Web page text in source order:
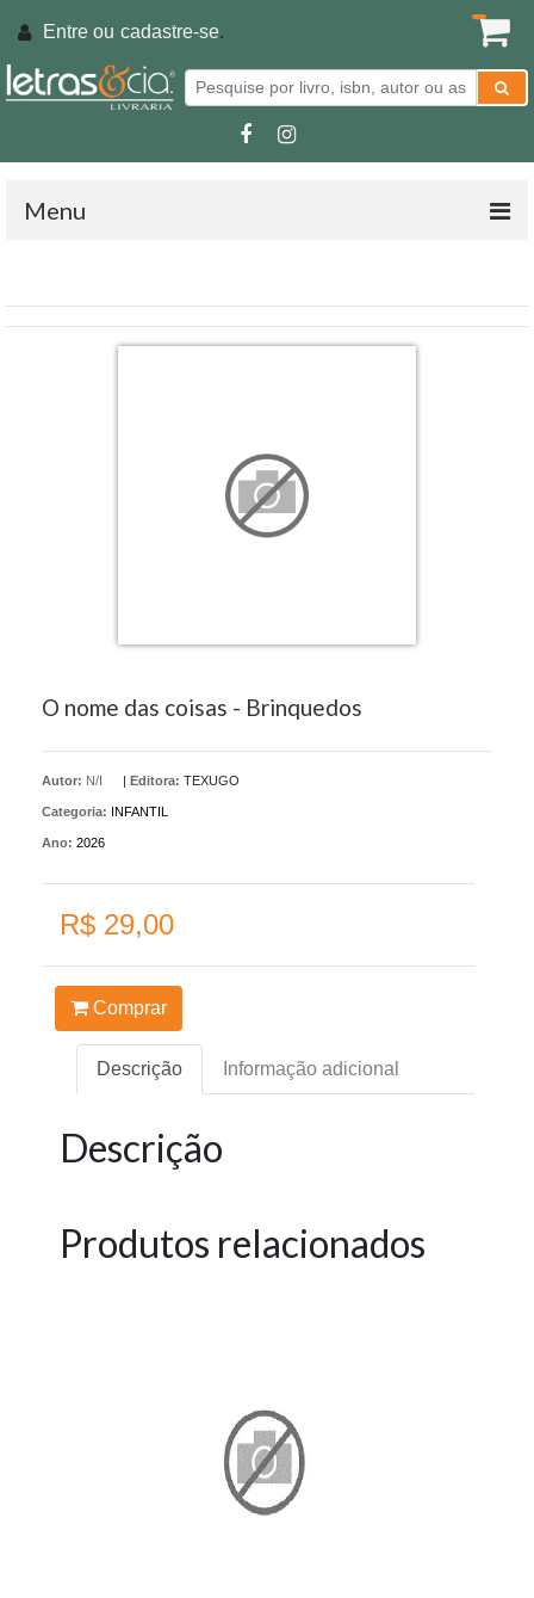
Entre ou cadastre-se.
Menu
O nome das coisas - Brinquedos
Autor: N/I |Editora: TEXUGO
Categoria: INFANTIL
Ano: 2026
R$ 29,00
Comprar
Descrição Informação adicional
Descrição
Produtos relacionados